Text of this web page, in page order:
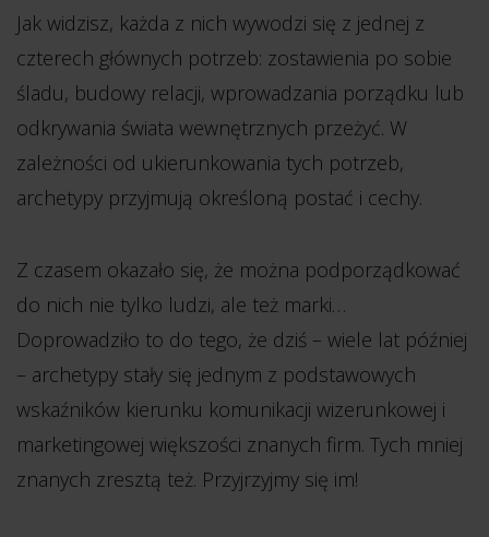
Jak widzisz, każda z nich wywodzi się z jednej z
czterech głównych potrzeb: zostawienia po sobie
śladu, budowy relacji, wprowadzania porządku lub
odkrywania świata wewnętrznych przeżyć. W
zależności od ukierunkowania tych potrzeb,
archetypy przyjmują określoną postać i cechy.
Z czasem okazało się, że można podporządkować
do nich nie tylko ludzi, ale też marki…
Doprowadziło to do tego, że dziś – wiele lat później
– archetypy stały się jednym z podstawowych
wskaźników kierunku komunikacji wizerunkowej i
marketingowej większości znanych firm. Tych mniej
znanych zresztą też. Przyjrzyjmy się im!